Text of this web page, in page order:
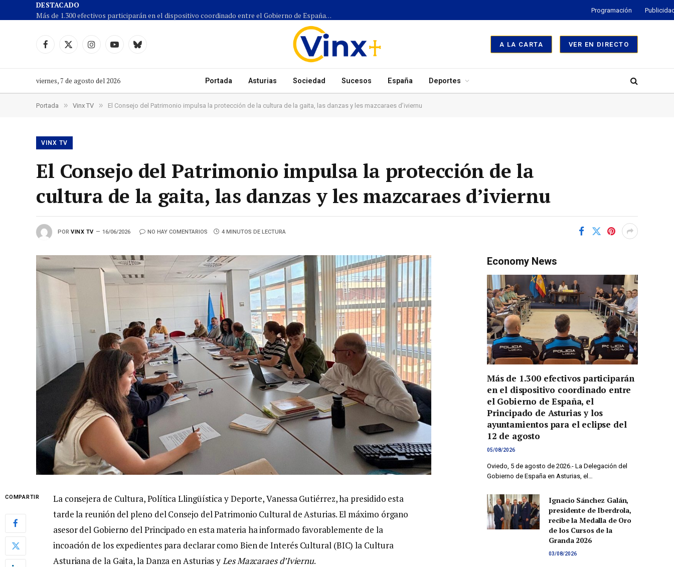
DESTACADO
Más de 1.300 efectivos participarán en el dispositivo coordinado entre el Gobierno de España, el Principado de Asturias y los ayuntamientos para el eclipse del 12 de agosto
Programación
Facebook
X
InstagramYouTubeCielo
A LA CARTA VER EN DIRECTO
viernes, 7 de agosto del 2026 Portada Asturias Sociedad Sucesos España Deportes
Portada » Vinx TV » El Consejo del Patrimonio impulsa la protección de la cultura de la gaita, las danzas y les mazcaraes d’iviernu
VINX TV
El Consejo del Patrimonio impulsa la protección de la
cultura de la gaita, las danzas y les mazcaraes d’iviernu
POR VINX TV 16/06/2026 NO HAY COMENTARIOS 4 MINUTOS DE LECTURA
COMPARTIR
La consejera de Cultura, Política Llingüística y Deporte, Vanessa Gutiérrez, ha presidido esta
tarde la reunión del pleno del Consejo del Patrimonio Cultural de Asturias. El máximo órgano
asesor del Gobierno del Principado en esta materia ha informado favorablemente de la
incoación de los expedientes para declarar como Bien de Interés Cultural (BIC) la Cultura
Asturiana de la Gaita, la Danza en Asturias yLes Mazcaraes d’Iviernu.
Economy News
Más de 1.300 efectivos participarán
en el dispositivo coordinado entre
el Gobierno de España, el
Principado de Asturias y los
ayuntamientos para el eclipse del
12 de agosto
05/08/2026
Oviedo, 5 de agosto de 2026.- La Delegación del
Gobierno de España en Asturias, el…
Ignacio Sánchez Galán,
presidente de Iberdrola,
recibe la Medalla de Oro
de los Cursos de la
Granda 2026
03/08/2026